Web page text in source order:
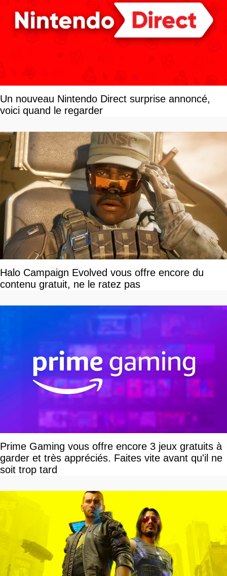
Un nouveau Nintendo Direct surprise annoncé,
voici quand le regarder
Halo Campaign Evolved vous offre encore du
contenu gratuit, ne le ratez pas
Prime Gaming vous offre encore 3 jeux gratuits à
garder et très appréciés. Faites vite avant qu'il ne
soit trop tard